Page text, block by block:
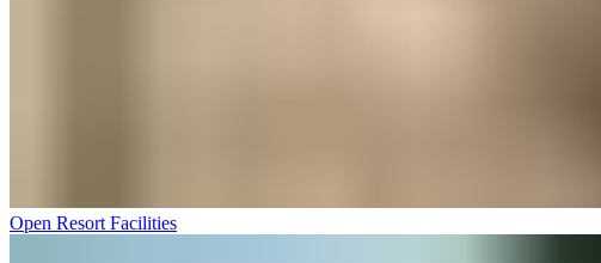
Open Resort Facilities​​​​‌ ‍ ​‍​‍‌‍ ‌ ​‍‌‍‍‌‌‍‌ ‌‍‍‌‌‍ ‍​‍​‍​ ‍‍​‍​‍‌ ​ ‌‍​‌‌‍ ‍‌‍‍‌‌ ‌​‌ ‍‌​‍ ‍‌‍‍‌‌‍ ​‍​‍​‍ ​​‍​‍‌‍‍​‌ ​‍‌‍‌‌‌‍‌‍​‍​‍​ ‍‍​‍​‍‌‍‍​‌ ‌​‌ ‌​‌ ​​‌ ​ ​ ‍‍​‍ ​‍ ‌‍ ​​‍ ‌‌‍​‌‌‍ ‍‌‍‌​​‍ ‌‌ ​‍​‍ ‌‌‍‍​‌‍ ‌ ‌​‌‍‌‌‌‍ ​‌ ​ ​‍ ‌‌ ​ ‌ ‌​‌ ‌‌‌‍‌​‌‍‍‌‌‍ ​‍ ‍‌ ‌‍‌‍‌‌‌ ​‍‌‍​ ‌‍‌‌‌‍ ​​‍ ‍‌‍​‌‌ ​​‌ ​​​‍ ‌‍‍‌‌‍ ‍‌ ‌​‌‍‌‌‌‍ ‍‌ ‌​​‍ ‌‍‌‌‌‍‌​‌‍‍‌‌ ‌​​‍ ‌‍ ‌‌‍ ‌‍‌​‌‍‌‌​ ‌‌ ​​‌ ​‍‌‍‌‌‌ ​ ‌‍‌‌‌‍ ‍‌ ‌​‌‍​‌‌ ‌​‌‍‍‌‌‍ ‌‍ ‍​ ‍ ‌‍‍‌‌‍‌​​ ‌‌‍​‌​ ​‍‌‍‌‌​ ‍‌​ ‍‌​ ​‍​ ‌ ​ ​ ​‍ ‌​ ‌​‌‍‌‍‌‍​‌​ ‍‌​‍ ‌​ ‌​​ ‌ ‌‍​ ​ ‌ ​‍ ‌​ ‍‌‌‍​‌​ ‍​​ ​‌​‍ ‌​ ‍​‌‍​‌​ ‍​​ ​​‌‍‌‍​ ‍​​ ‍​​ ‌‍​ ‌‍​ ‌‍​ ​‍‌‍​‌​ ‍ ‌ ‌​‌ ‍‌‌ ​​‌‍‌‌​ ‌‌‍‍​‌‍ ‌ ‌​‌‍‌‌‌‍ ​‌‌​ ‌‍‍‌‌ ‌​‌‍‌‌‌‌​​‌‍​‌‌‍‌ ‌‍‌‌​ ‍ ‌ ​​‌‍​‌‌ ‌​‌‍‍​​ ‌‌ ​​‌‍​‌‌‍‌ ‌‍‌‌‌​​‍‌ ‌‌‌‍‍‌‌‍ ​‌‍‌​‌‍‌‌‌ ​‍​‍‌‌​ ‌‌‌​​‍‌‌ ‌‍‍ ‌‍‌‌‌ ‍‌​‍‌‌​ ​ ‌​‌​​‍‌‌​ ​ ‌​‌​​‍‌‌​ ​‍​ ​‍​ ‍‌‌‍‌‍​ ‌​‌‍‌‌​ ‌‌​ ‍​​ ​‌​ ​‌​ ‍​​ ‌​​ ‌ ‌‍‌‌​‍‌‌​ ​‍​ ​‍​‍‌‌​ ‌‌‌​‌​​‍ ‍‌‍​ ‌‍ ‌‍ ‍‌ ‌​‌‍‌‌‌‍ ‍‌ ‌​​‍‌‌​ ‌‌‌​​‍‌‌ ‌‍‍ ‌‍‌‌‌ ‍‌​‍‌‌​ ​ ‌​‌​​‍‌‌​ ​ ‌​‌​​‍‌‌​ ​‍​ ​‍​ ​ ‌‍‌​‌‍‌‍‌‍‌​​ ​​​ ‍‌‌‍​‌​ ‍‌​ ​‌​ ​​​ ​​‌‍‌​​‍‌‌​ ​‍​ ​‍​‍‌‌​ ‌‌‌​‌​​‍ ‍‌ ‌​‌‍‍‌‌ ‌​‌‍ ​‌‍‌‌​ ‌‍​‍‌‍​‌‌ ​ ‌‍‌‌‌‌‌‌‌ ​‍‌‍ ​​ ‌‌‍‍​‌ ‌​‌ ‌​‌ ​​‌ ​ ​‍‌‌​ ​ ‌​​‌​‍‌‌​ ​‍‌​‌‍​‍‌‌​ ​‍‌​‌‍‌‍ ​​‍ ‌‌‍​‌‌‍ ‍‌‍‌​​‍ ‌‌ ​‍​‍ ‌‌‍‍​‌‍ ‌ ‌​‌‍‌‌‌‍ ​‌ ​ ​‍ ‌‌ ​ ‌ ‌​‌ ‌‌‌‍‌​‌‍‍‌‌‍ ​‍ ‍‌ ‌‍‌‍‌‌‌ ​‍‌‍​ ‌‍‌‌‌‍ ​​‍ ‍‌‍​‌‌ ​​‌ ​​​‍‌‍‌‍‍‌‌‍‌​​ ‌‌‍​‌​ ​‍‌‍‌‌​ ‍‌​ ‍‌​ ​‍​ ‌ ​ ​ ​‍ ‌​ ‌​‌‍‌‍‌‍​‌​ ‍‌​‍ ‌​ ‌​​ ‌ ‌‍​ ​ ‌ ​‍ ‌​ ‍‌‌‍​‌​ ‍​​ ​‌​‍ ‌​ ‍​‌‍​‌​ ‍​​ ​​‌‍‌‍​ ‍​​ ‍​​ ‌‍​ ‌‍​ ‌‍​ ​‍‌‍​‌​‍‌‍‌ ‌​‌ ‍‌‌ ​​‌‍‌‌​ ‌‌‍‍​‌‍ ‌ ‌​‌‍‌‌‌‍ ​‌‌​ ‌‍‍‌‌ ‌​‌‍‌‌‌‌​​‌‍​‌‌‍‌ ‌‍‌‌​‍‌‍‌ ​​‌‍​‌‌ ‌​‌‍‍​​ ‌‌ ​​‌‍​‌‌‍‌ ‌‍‌‌‌​​‍‌ ‌‌‌‍‍‌‌‍ ​‌‍‌​‌‍‌‌‌ ​‍​‍‌‌​ ‌‌‌​​‍‌‌ ‌‍‍ ‌‍‌‌‌ ‍‌​‍‌‌​ ​ ‌​‌​​‍‌‌​ ​ ‌​‌​​‍‌‌​ ​‍​ ​‍​ ‍‌‌‍‌‍​ ‌​‌‍‌‌​ ‌‌​ ‍​​ ​‌​ ​‌​ ‍​​ ‌​​ ‌ ‌‍‌‌​‍‌‌​ ​‍​ ​‍​‍‌‌​ ‌‌‌​‌​​‍ ‍‌‍​ ‌‍ ‌‍ ‍‌ ‌​‌‍‌‌‌‍ ‍‌ ‌​​‍‌‌​ ‌‌‌​​‍‌‌ ‌‍‍ ‌‍‌‌‌ ‍‌​‍‌‌​ ​ ‌​‌​​‍‌‌​ ​ ‌​‌​​‍‌‌​ ​‍​ ​‍​ ​ ‌‍‌​‌‍‌‍‌‍‌​​ ​​​ ‍‌‌‍​‌​ ‍‌​ ​‌​ ​​​ ​​‌‍‌​​‍‌‌​ ​‍​ ​‍​‍‌‌​ ‌‌‌​‌​​‍ ‍‌ ‌​‌‍‍‌‌ ‌​‌‍ ​‌‍‌‌​‍‌‍‌ ​​‌‍‌‌‌ ​‍‌ ​ ‌ ​​‌‍‌‌‌‍​ ‌ ‌​‌‍‍‌‌ ‌‍‌‍‌‌​ ‌‌ ​​‌ ‌‌‌‍​‍‌‍ ​‌‍‍‌‌ ​ ‌‍‍​‌‍‌‌‌‍‌​​‍​‍‌ ‌